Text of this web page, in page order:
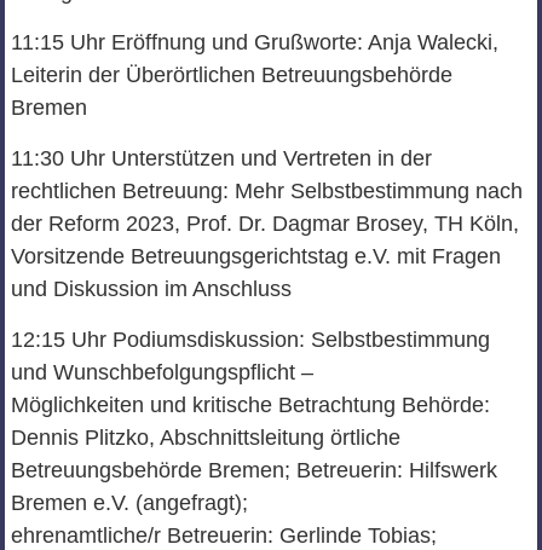
11:15 Uhr Eröffnung und Grußworte: Anja Walecki,
Leiterin der Überörtlichen Betreuungsbehörde
Bremen
11:30 Uhr Unterstützen und Vertreten in der
rechtlichen Betreuung: Mehr Selbstbestimmung nach
der Reform 2023, Prof. Dr. Dagmar Brosey, TH Köln,
Vorsitzende Betreuungsgerichtstag e.V. mit Fragen
und Diskussion im Anschluss
12:15 Uhr Podiumsdiskussion: Selbstbestimmung
und Wunschbefolgungspflicht –
Möglichkeiten und kritische Betrachtung Behörde:
Dennis Plitzko, Abschnittsleitung örtliche
Betreuungsbehörde Bremen; Betreuerin: Hilfswerk
Bremen e.V. (angefragt);
ehrenamtliche/r Betreuerin: Gerlinde Tobias;